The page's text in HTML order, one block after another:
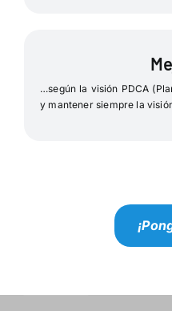
…según la visión PDCA
y mantener siempre la